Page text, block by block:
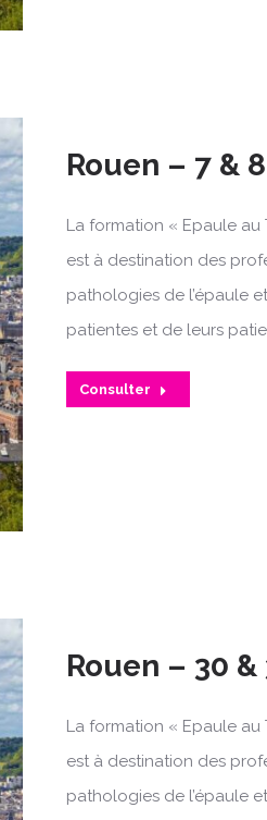
Rouen – 7 &
La formation « Epaule
est à destination des
pathologies de l’épaule
patientes et de leurs
Consulter
Rouen – 30 &
La formation « Epaule
est à destination des
pathologies de l’épaule